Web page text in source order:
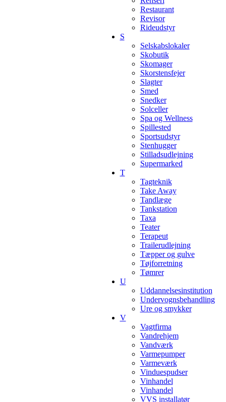
Restaurant
Revisor
Rideudstyr
S
Selskabslokaler
Skobutik
Skomager
Skorstensfejer
Slagter
Smed
Snedker
Solceller
Spa og Wellness
Spillested
Sportsudstyr
Stenhugger
Stilladsudlejning
Supermarked
T
Tagteknik
Take Away
Tandlæge
Tankstation
Taxa
Teater
Terapeut
Trailerudlejning
Tæpper og gulve
Tøjforretning
Tømrer
U
Uddannelsesinstitution
Undervognsbehandling
Ure og smykker
V
Vagtfirma
Vandrehjem
Vandværk
Varmepumper
Varmeværk
Vinduespudser
Vinhandel
Vinhandel
VVS installatør